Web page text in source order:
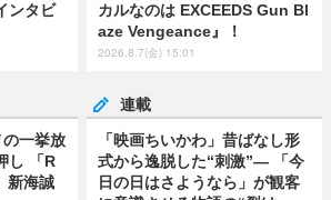
ンタビ
カルなのは EXCEEDS Gun Bl
aze Vengeance』！
2026.8.7(金) 15:01
の一挙放
し 「R
新海誠
連載
「映画ちいかわ」昔ばなし形
式から逸脱した“刺激”― 「今
日の日はさようなら」が観客